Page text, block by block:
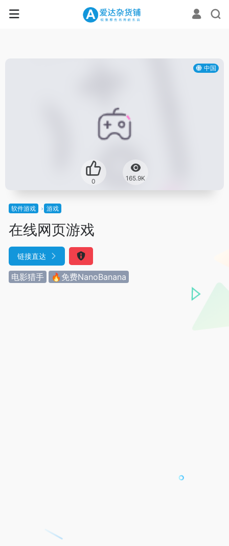
中国
0 165.9K
软件游戏 游戏
在线网页游戏
链接直达
电影猎手 🔥免费NanoBanana